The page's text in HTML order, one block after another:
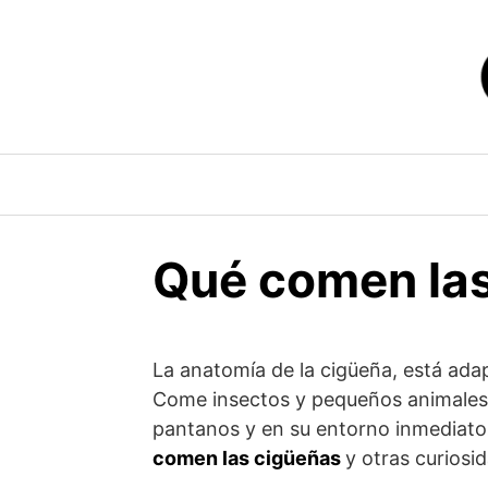
Qué comen
La anatomía de la cigüeña, está
Come insectos y pequeños
pantanos y en su entorno
comen las cigüeñasy otras